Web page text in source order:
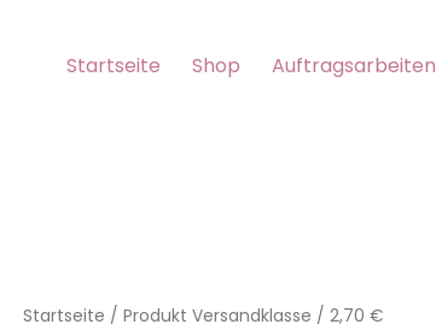
Startseite Shop Auftragsarbeiten
Startseite / Produkt Versandklasse / 2,70 €